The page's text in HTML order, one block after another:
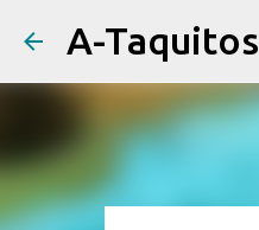
A-Taquitos